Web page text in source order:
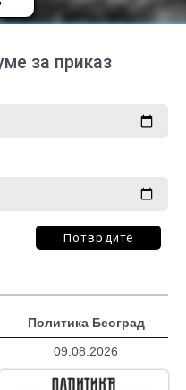
за приказ
Потврдите
Политика Београд
09.08.2026